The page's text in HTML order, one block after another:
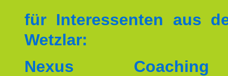
für Interessenten aus
Wetzlar:
Nexus